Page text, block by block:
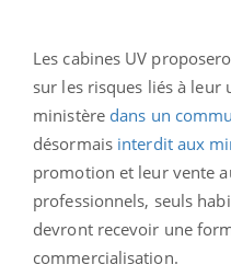
Les cabines UV
sur les risques liés à leur
ministère dans un
désormais interdit aux
promotion et leur vente
professionnels, seuls
devront recevoir une
commercialisation.